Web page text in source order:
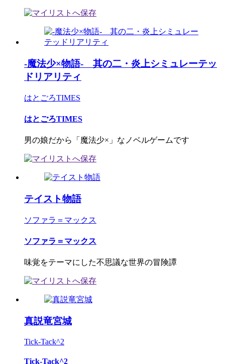
-魔法少×物語- 其の二・炎上シミュレーテッ
ドリアリティ
はとごろTIMES
はとごろTIMES
男の娘だから「魔法少×」なノベルゲームです
テイスト物語
ソファラ＝マックス
ソファラ＝マックス
味覚をテーマにした不思議な世界の冒険譚
真説竜宮城
Tick-Tack^2
Tick-Tack^2